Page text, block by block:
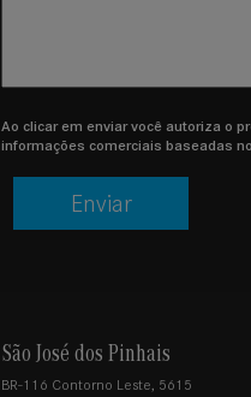
Ao clicar em enviar você autoriza o
informações comerciais baseadas
Enviar
São José dos Pinhais
BR-116 Contorno Leste, 5615